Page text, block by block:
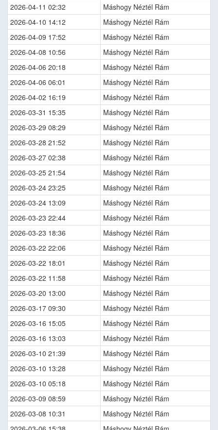
2026-04-11 02:32
Máshogy Néztél Rám
2026-04-10 14:12
Máshogy Néztél Rám
2026-04-09 17:52
Máshogy Néztél Rám
2026-04-08 10:56
Máshogy Néztél Rám
2026-04-06 20:18
Máshogy Néztél Rám
2026-04-06 06:01
Máshogy Néztél Rám
2026-04-02 16:19
Máshogy Néztél Rám
2026-03-31 15:35
Máshogy Néztél Rám
2026-03-29 08:29
Máshogy Néztél Rám
2026-03-28 21:52
Máshogy Néztél Rám
2026-03-27 02:38
Máshogy Néztél Rám
2026-03-25 21:54
Máshogy Néztél Rám
2026-03-24 23:25
Máshogy Néztél Rám
2026-03-24 13:09
Máshogy Néztél Rám
2026-03-23 22:44
Máshogy Néztél Rám
2026-03-23 18:36
Máshogy Néztél Rám
2026-03-22 22:06
Máshogy Néztél Rám
2026-03-22 18:01
Máshogy Néztél Rám
2026-03-22 11:58
Máshogy Néztél Rám
2026-03-20 13:00
Máshogy Néztél Rám
2026-03-17 09:30
Máshogy Néztél Rám
2026-03-16 15:05
Máshogy Néztél Rám
2026-03-16 13:03
Máshogy Néztél Rám
2026-03-10 21:39
Máshogy Néztél Rám
2026-03-10 13:28
Máshogy Néztél Rám
2026-03-10 05:18
Máshogy Néztél Rám
2026-03-09 08:59
Máshogy Néztél Rám
2026-03-08 10:31
Máshogy Néztél Rám